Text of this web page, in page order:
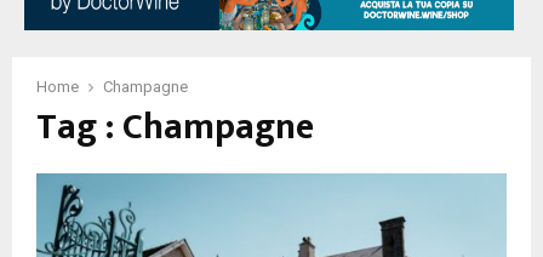
Home Champagne
Tag : Champagne